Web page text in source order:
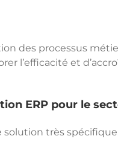
des processus
l’efficacité et
ERP pour le
très